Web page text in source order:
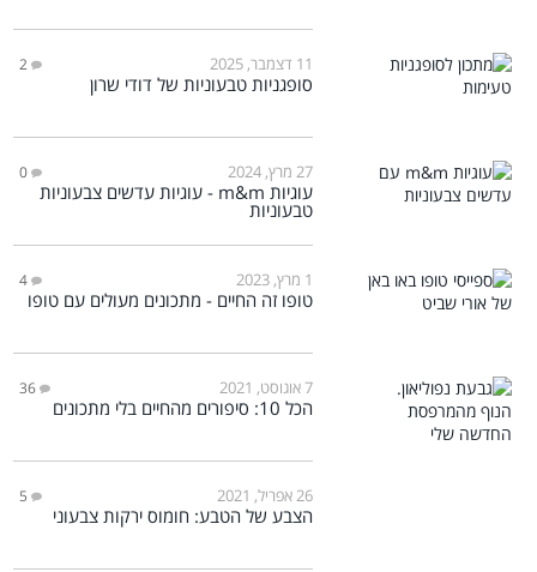
11 דצמבר, 2025 2
סופגניות טבעוניות של דודי שרון
27 מרץ, 2024 0
עוגיות m&m - עוגיות עדשים צבעוניות
טבעוניות
1 מרץ, 2023 4
טופו זה החיים - מתכונים מעולים עם טופו
7 אוגוסט, 2021 36
הכל 10: סיפורים מהחיים בלי מתכונים
26 אפריל, 2021 5
הצבע של הטבע: חומוס ירקות צבעוני